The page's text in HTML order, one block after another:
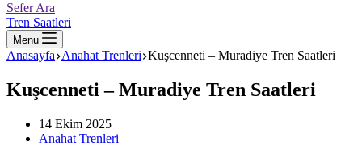
Sefer Ara
Tren Saatleri
Menu
Anasayfa Anahat Trenleri Kuşcenneti – Muradiye Tren Saatleri
Kuşcenneti – Muradiye Tren Saatleri
14 Ekim 2025
Anahat Trenleri